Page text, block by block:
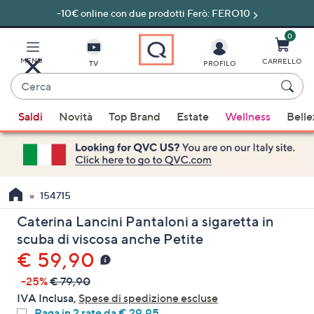
al
principale
-10€ online con due prodotti Ferò: FERO10
MENU TV
Cerca
sono
disponibili
suggerimenti,
usa
i
tasti
freccia
su
oppure
scorri
PROFILO
0
CARRELLO
Saldi Novità Top Brand Estate Wellness
154715
Caterina Lancini Pantaloni a sigaretta in
scuba di viscosa anche Petite
€ 59,90
-25%€ 79,90
IVA Inclusa, Spese di spedizione escluse